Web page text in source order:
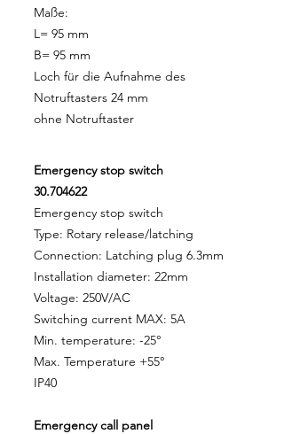
Maße:
L= 95 mm
B= 95 mm
Loch für die Aufnahme des
Notruftasters 24 mm
ohne Notruftaster
Emergency stop switch
30.704622
Emergency stop switch
Type: Rotary release/latching
Connection: Latching plug 6.3mm
Installation diameter: 22mm
Voltage: 250V/AC
Switching current MAX: 5A
Min. temperature: -25°
Max. Temperature +55°
IP40
Emergency call panel